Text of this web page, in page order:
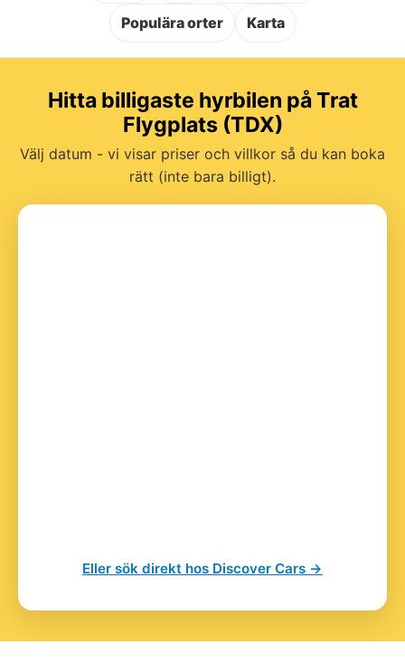
Populära orter Karta
Hitta billigaste hyrbilen på Trat
Flygplats (TDX)
Välj datum - vi visar priser och villkor så du kan boka
rätt (inte bara billigt).
Eller sök direkt hos Discover Cars →